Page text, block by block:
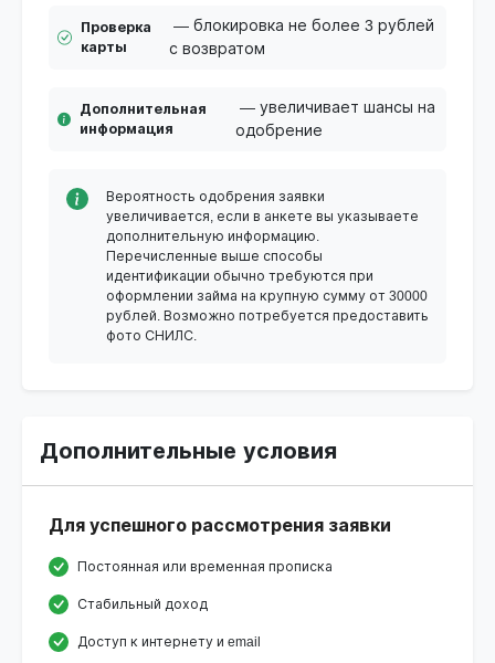
Проверка
карты
— блокировка не более 3 рублей
с возвратом
Дополнительная
информация
— увеличивает шансы на
одобрение
Вероятность одобрения заявки
увеличивается, если в анкете вы указываете
дополнительную информацию.
Перечисленные выше способы
идентификации обычно требуются при
оформлении займа на крупную сумму от 30000
рублей. Возможно потребуется предоставить
фото СНИЛС.
Дополнительные условия
Для успешного рассмотрения заявки
Постоянная или временная прописка
Стабильный доход
Доступ к интернету и email